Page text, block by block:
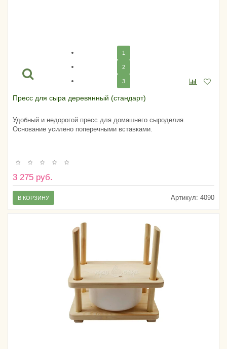
1
2
3
Пресс для сыра деревянный (стандарт)
Удобный и недорогой пресс для домашнего сыроделия.
Основание усилено поперечными вставками.
3 275 руб.
Артикул: 4090
В КОРЗИНУ